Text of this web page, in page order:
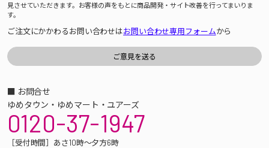
見させていただきます。お客様の声をもとに商品開発・サイト改善を行ってまいりま
す。
ご注文にかかわるお問い合わせはお問い合わせ専用フォームから
■ お問合せ
ゆめタウン・ゆめマート・ユアーズ
0120-37-1947
［受付時間］あさ10時～夕方6時